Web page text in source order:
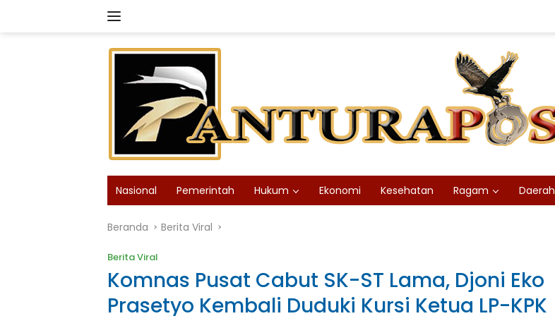
Nasional Pemerintah Hukum Ekonomi Kesehatan Ragam Daerah
Beranda Berita Viral
Berita Viral
Komnas Pusat Cabut SK-ST Lama, Djoni Eko
Prasetyo Kembali Duduki Kursi Ketua LP-KPK